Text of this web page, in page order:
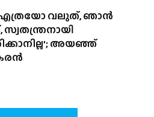
എത്രയോ വലുത്, ഞാൻ
അയഞ്ഞ്